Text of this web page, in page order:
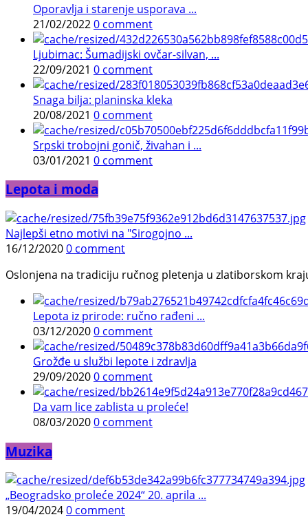
Oporavlja i starenje usporava ...
21/02/20220 comment
Ljubimac: Šumadijski ovčar-silvan, ...
22/09/2021 0 comment
Snaga bilja: planinska kleka
20/08/2021 0 comment
Srpski trobojni gonič, živahan i ...
03/01/2021 0 comment
Lepota i moda
Najlepši etno motivi na "Sirogojno ...
16/12/20200 comment
Oslonjena na tradiciju ručnog pletenja u zlatiborskom
Lepota iz prirode: ručno rađeni ...
03/12/20200 comment
Grožđe u službi lepote i zdravlja
29/09/20200 comment
Da vam lice zablista u proleće!
08/03/20200 comment
Muzika
„Beogradsko proleće 2024“ 20. aprila ...
19/04/20240 comment